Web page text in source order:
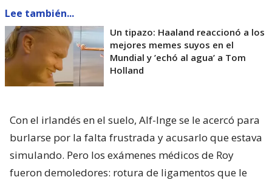
Lee también...
Un tipazo: Haaland reaccionó a los
mejores memes suyos en el
Mundial y ’echó al agua’ a Tom
Holland
Con el irlandés en el suelo, Alf-Inge se le acercó para
burlarse por la falta frustrada y acusarlo que estava
simulando. Pero los exámenes médicos de Roy
fueron demoledores: rotura de ligamentos que le